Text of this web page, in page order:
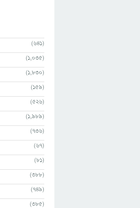
(641)
(1,035)
(1,830)
(159)
(526)
(1,989)
(736)
(67)
(81)
(388)
(749)
(385)